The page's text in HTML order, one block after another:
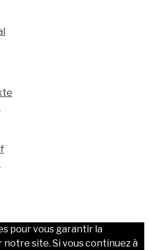
pour vous garantir la
site. Si vous continuez à